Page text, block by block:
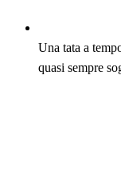
Una tata a
quasi sempre